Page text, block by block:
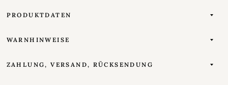
PRODUKTDATEN
WARNHINWEISE
ZAHLUNG, VERSAND, RÜCKSENDUNG